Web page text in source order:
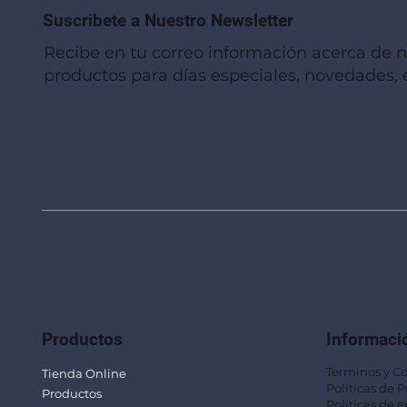
Suscribete a Nuestro Newsletter
Recibe en tu correo información acerca de
productos para días especiales, novedades,
Productos
Tienda Online
Productos
Terminos y
Políticas de